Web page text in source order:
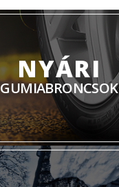
NYÁRI
GUMIABRONCSOK